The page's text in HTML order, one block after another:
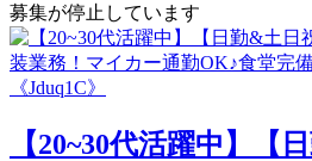
募集が停止しています
【20~30代活躍中】【